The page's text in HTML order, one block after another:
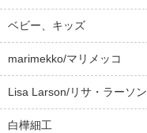
ベビー、キッズ
marimekko/マリメッコ
Lisa Larson/リサ・ラーソン
白樺細工